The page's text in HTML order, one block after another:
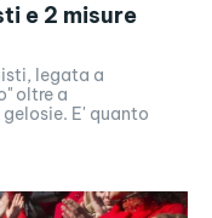
e 2 misure
legata a
oltre a
E' quanto